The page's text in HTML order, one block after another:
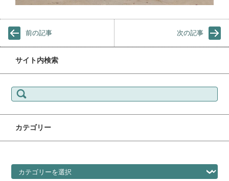
前の記事 次の記事
サイト内検索
カテゴリー